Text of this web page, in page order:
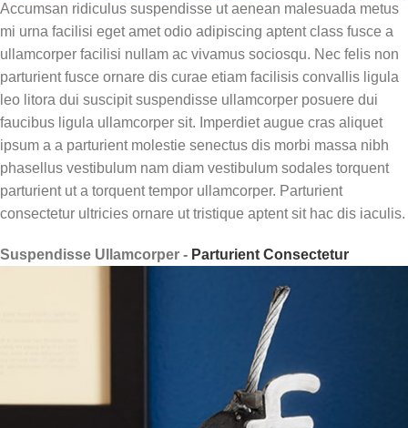
Accumsan ridiculus suspendisse ut aenean malesuada metus
mi urna facilisi eget amet odio adipiscing aptent class fusce a
ullamcorper facilisi nullam ac vivamus sociosqu. Nec felis non
parturient fusce ornare dis curae etiam facilisis convallis ligula
leo litora dui suscipit suspendisse ullamcorper posuere dui
faucibus ligula ullamcorper sit. Imperdiet augue cras aliquet
ipsum a a parturient molestie senectus dis morbi massa nibh
phasellus vestibulum nam diam vestibulum sodales torquent
parturient ut a torquent tempor ullamcorper. Parturient
consectetur ultricies ornare ut tristique aptent sit hac dis iaculis.
Suspendisse Ullamcorper - Parturient Consectetur